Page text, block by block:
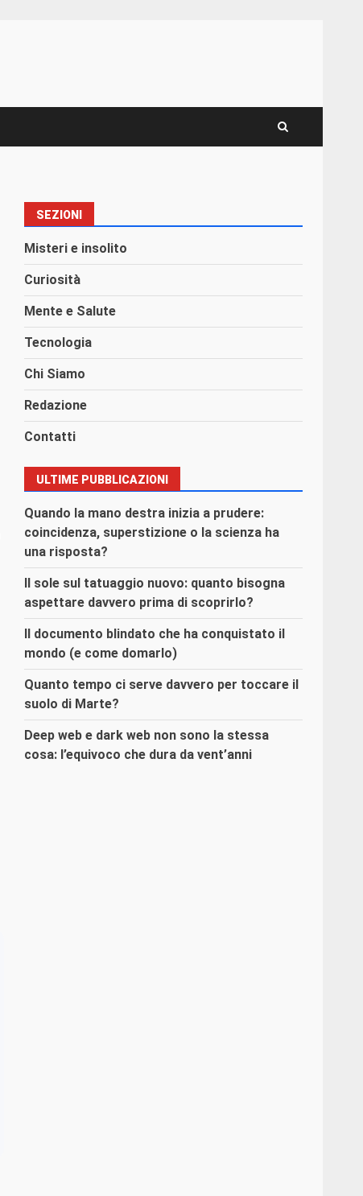
SEZIONI
Misteri e insolito
Curiosità
Mente e Salute
Tecnologia
Chi Siamo
Redazione
Contatti
ULTIME PUBBLICAZIONI
Quando la mano destra inizia a prudere:
coincidenza, superstizione o la scienza ha
una risposta?
Il sole sul tatuaggio nuovo: quanto bisogna
aspettare davvero prima di scoprirlo?
Il documento blindato che ha conquistato il
mondo (e come domarlo)
Quanto tempo ci serve davvero per toccare il
suolo di Marte?
Deep web e dark web non sono la stessa
cosa: l’equivoco che dura da vent’anni